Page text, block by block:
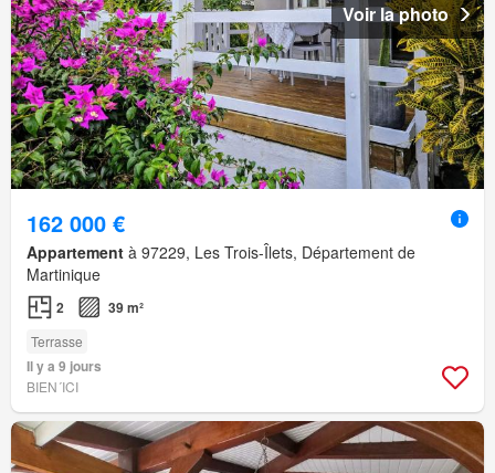
Voir la photo
162 000 €
Appartement à 97229, Les Trois-Îlets, Département de
Martinique
2 39 m²
Terrasse
Il y a 9 jours
BIEN´ICI